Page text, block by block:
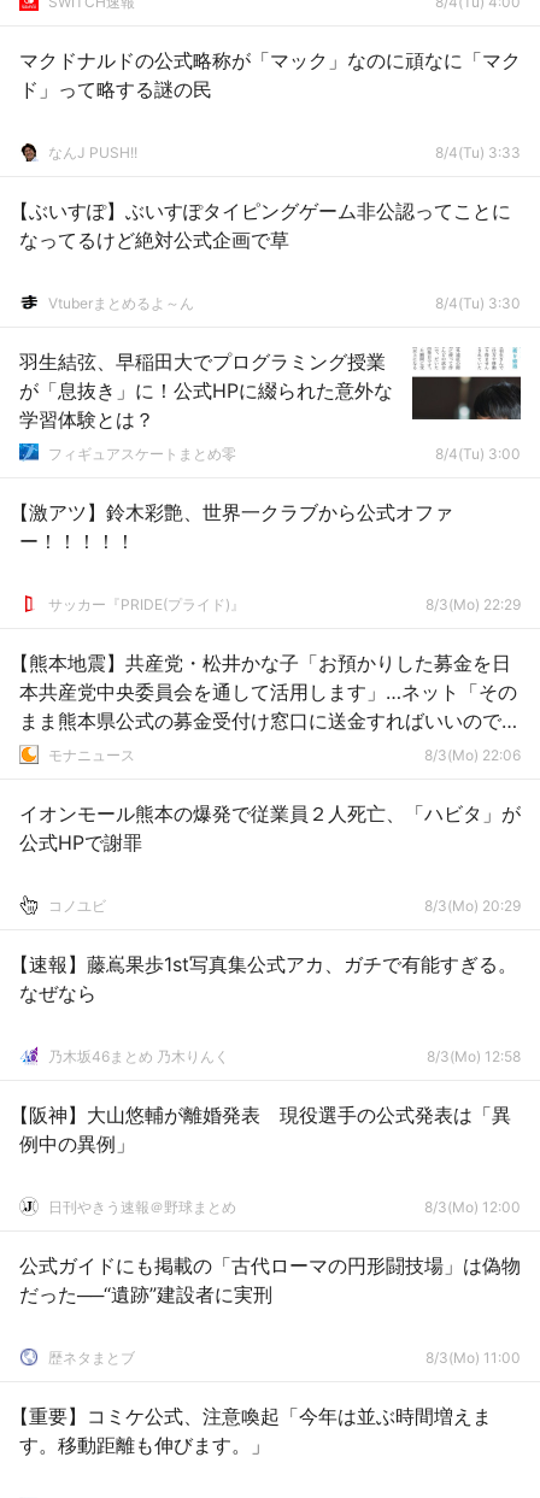
マクドナルドの公式略称が「マック」なのに頑なに「マク
ド」って略する謎の民
なんJ PUSH!! 8/4(Tu) 3:33
【ぶいすぽ】ぶいすぽタイピングゲーム非公認ってことに
なってるけど絶対公式企画で草
Vtuberまとめるよ～ん 8/4(Tu) 3:30
羽生結弦、早稲田大でプログラミング授業
が「息抜き」に！公式HPに綴られた意外な
学習体験とは？
フィギュアスケートまとめ零 8/4(Tu) 3:00
【激アツ】鈴木彩艶、世界一クラブから公式オファ
ー！！！！！
サッカー『PRIDE(プライド)』 8/3(Mo) 22:29
【熊本地震】共産党・松井かな子「お預かりした募金を日
本共産党中央委員会を通して活用します」…ネット「その
まま熊本県公式の募金受付け窓口に送金すればいいので
は？」モナニュース 8/3(Mo) 22:06
イオンモール熊本の爆発で従業員２人死亡、「ハビタ」が
公式HPで謝罪
コノユビ 8/3(Mo) 20:29
【速報】藤嶌果歩1st写真集公式アカ、ガチで有能すぎる。
なぜなら
乃木坂46まとめ 乃木りんく 8/3(Mo) 12:58
【阪神】大山悠輔が離婚発表 現役選手の公式発表は「異
例中の異例」
日刊やきう速報＠野球まとめ 8/3(Mo) 12:00
公式ガイドにも掲載の「古代ローマの円形闘技場」は偽物
だった──“遺跡”建設者に実刑
歴ネタまとブ 8/3(Mo) 11:00
【重要】コミケ公式、注意喚起「今年は並ぶ時間増えま
す。移動距離も伸びます。」